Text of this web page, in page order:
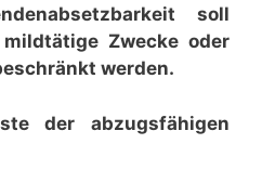
soll
Zwecke oder
werden.
der abzugsfähigen